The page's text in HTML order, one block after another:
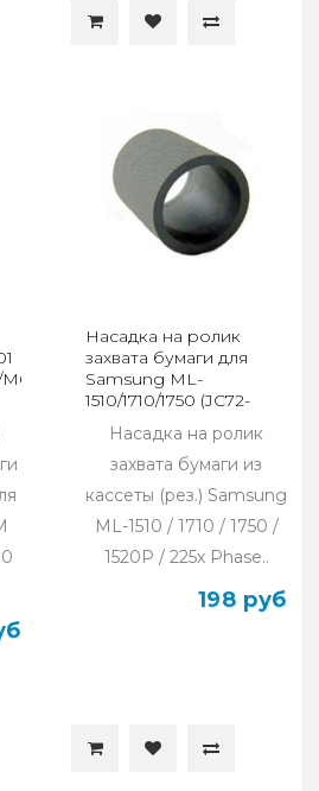
Насадка на ролик
захвата бумаги для
Samsung ML-
1510/1710/1750 (JC72-
01231A/JC86-00080J)
Насадка на ролик
захвата бумаги из
кассеты (рез.) Samsung
ML-1510 / 1710 / 1750 /
1520P / 225х Phase..
198 руб